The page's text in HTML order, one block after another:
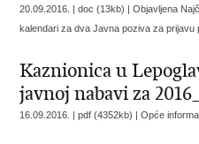
20.09.2016. | doc (13kb) |Objavljena
kalendari za dva Javna poziva za
Kaznionica u
javnoj nabavi za
16.09.2016. | pdf (4352kb) |Opće